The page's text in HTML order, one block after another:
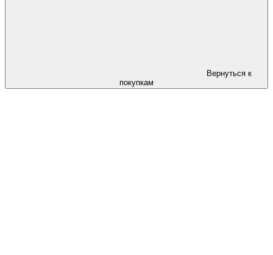
Вернуться к
покупкам